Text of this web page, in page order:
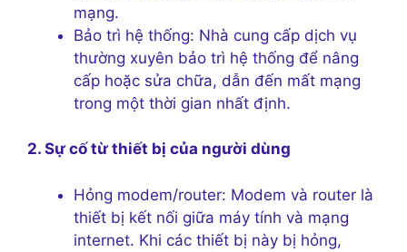
mạng.
Bảo trì hệ thống: Nhà cung cấp dịch vụ
thường xuyên bảo trì hệ thống để nâng
cấp hoặc sửa chữa, dẫn đến mất mạng
trong một thời gian nhất định.
2. Sự cố từ thiết bị của người dùng
Hỏng modem/router: Modem và router là
thiết bị kết nối giữa máy tính và mạng
internet. Khi các thiết bị này bị hỏng,